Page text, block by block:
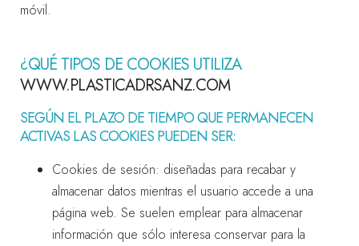
móvil.
¿QUÉ TIPOS DE COOKIES UTILIZA
WWW.PLASTICADRSANZ.COM
SEGÚN EL PLAZO DE TIEMPO QUE PERMANECEN
ACTIVAS LAS COOKIES PUEDEN SER:
Cookies de sesión: diseñadas para recabar y
almacenar datos mientras el usuario accede a una
página web. Se suelen emplear para almacenar
información que sólo interesa conservar para la